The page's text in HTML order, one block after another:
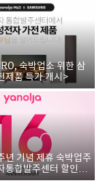
숙박업소 위한 삼
제품 특가 개시>
년 기념 제휴 숙박업주
통합발주센터 할인쿠